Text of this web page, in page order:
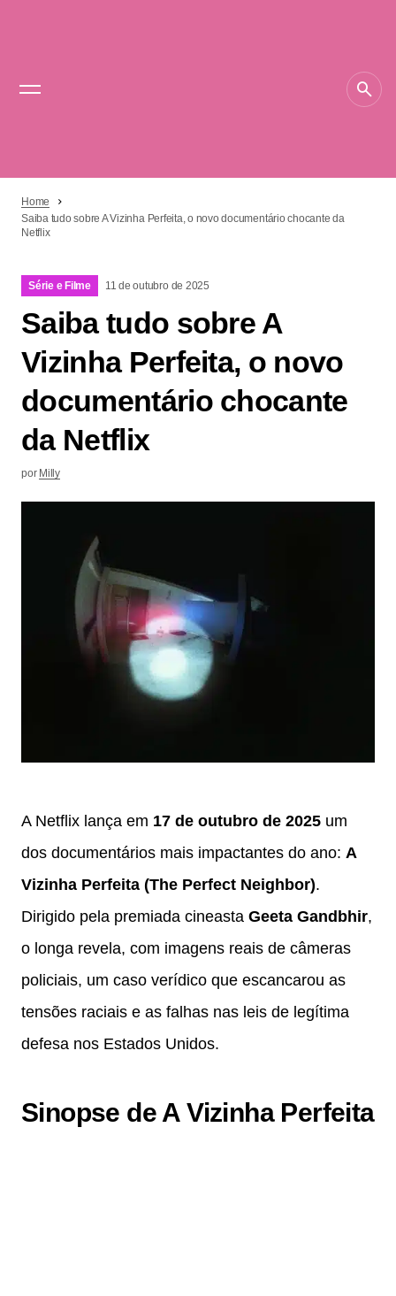
Home
Saiba tudo sobre A Vizinha Perfeita, o novo documentário chocante da
Netflix
Série e Filme 11 de outubro de 2025
Saiba tudo sobre A
Vizinha Perfeita, o novo
documentário chocante
da Netflix
por Milly
A Netflix lança em 17 de outubro de 2025 um
dos documentários mais impactantes do ano: A
Vizinha Perfeita (The Perfect Neighbor).
Dirigido pela premiada cineasta Geeta Gandbhir,
o longa revela, com imagens reais de câmeras
policiais, um caso verídico que escancarou as
tensões raciais e as falhas nas leis de legítima
defesa nos Estados Unidos.
Sinopse de A Vizinha Perfeita